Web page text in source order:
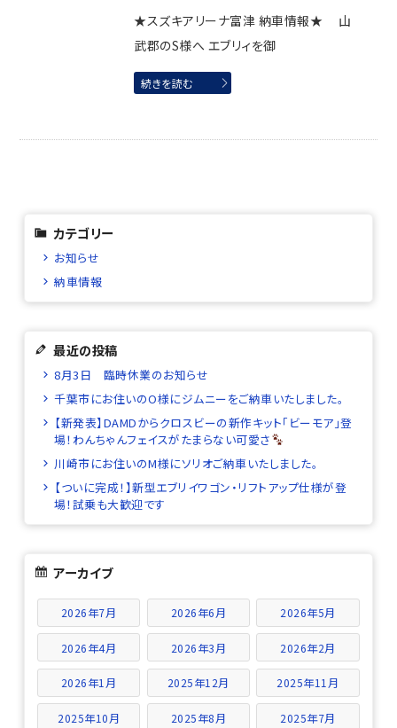
★スズキアリーナ富津 納車情報★ 山
武郡のS様へ エブリィを御
続きを読む
カテゴリー
お知らせ
納車情報
最近の投稿
8月3日 臨時休業のお知らせ
千葉市にお住いのO様にジムニーをご納車いたしました。
【新発表】DAMDからクロスビーの新作キット「ビーモア」登
場！わんちゃんフェイスがたまらない可愛さ
川崎市にお住いのM様にソリオご納車いたしました。
【ついに完成！】新型エブリイワゴン・リフトアップ仕様が登
場！試乗も大歓迎です
アーカイブ
2026年7月 2026年6月 2026年5月
2026年4月 2026年3月 2026年2月
2026年1月 2025年12月 2025年11月
2025年10月 2025年8月 2025年7月